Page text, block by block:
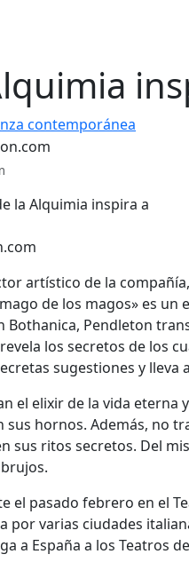
contemporánea
artístico de la compañía,
de los magos» es
Bothanica, Pendleton
los secretos de los
sugestiones y
el elixir de la vida eterna
hornos. Además, no
sus ritos secretos. Del
el pasado febrero en el
por varias ciudades
a España a los Teatros